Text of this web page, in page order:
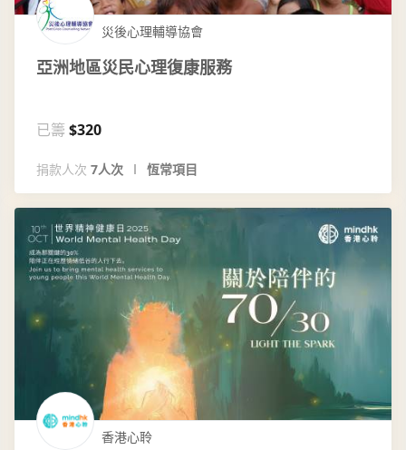
災後心理輔導協會
亞洲地區災民心理復康服務
已籌 $320
捐款人次 7人次 恆常項目
香港心聆